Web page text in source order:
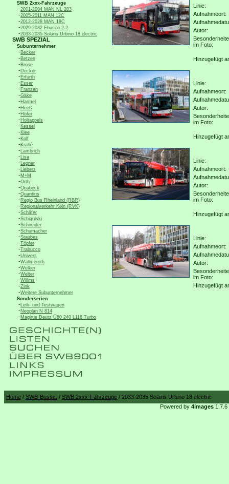
SWB 2xxx-Fahrzeuge
-2001-2004 MAN NL 283
-2005-2011 MAN 12C
-2012-2028 MAN 18C
-2029-2032 Ebusco 2.2
-2033-2035 Solaris Urbino 18 electric
SWB SPEZIAL
Subunternehmer
-Becker
-Betzen
-Brose
-Decker
-Erfurth
-Esser
-Franzen
-Gäke
-Harmel
-Heeß
-Höfer
-Holtappels
-Kessel
-Klee
-Kolf
-Krahé
-Lambrich
-Lisa
-Legner
-Lieberz
-M+M
-Orth
-Quabeck
-Quantius
-Regio Bus Rheinland (RBR)
-Regionalverkehr Köln (RVK)
-Schäfer
-Schigulski
-Schneider
-Schumacher
-Staubes
-Töpfer
-Trabucco
-Univers
-Wallmeroth
-Welker
-Welter
-Willms
-Zink
-Weitere Subunternehmer
Sonderserien
-Leih- und Testwagen
-Neoplan N 814
-Magirus Deutz Ü80 240 L118 Turbo
Linie:
Aufnahmeort:
Autor:
im Foto:
Hinzugefügt
Linie:
Aufnahmeort:
Autor:
im Foto:
Hinzugefügt
Linie:
Aufnahmeort:
Autor:
im Foto:
Hinzugefügt
Linie:
Aufnahmeort:
Autor:
im Foto:
Hinzugefügt
Home / SWB-Busse: / SWB 2xxx-Fahrzeuge / 2033-2035 Solaris Urbino 18 electric
Powered by 4images1.7.6